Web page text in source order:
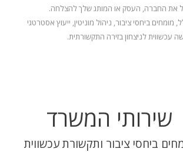
את החברה, העסק או המותג שלך להצלחה.
מומחים ביחסי ציבור, ניהול מוניטין, ייעוץ אסטרטגי
עכשווית לניצחון בזירה התקשורתית.
שירותי המשרד
ביחסי ציבור ותקשורת עכשווית